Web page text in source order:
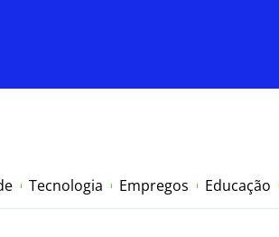
Tecnologia Empregos Educação